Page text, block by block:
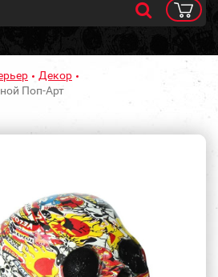
Декор
Поп-Арт